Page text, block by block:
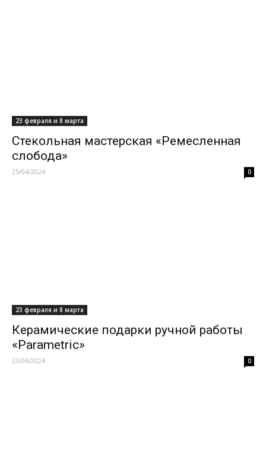
23 февраля и 8 марта
Стекольная мастерская «Ремесленная
слобода»
25/04/2024 0
23 февраля и 8 марта
Керамические подарки ручной работы
«Parametric»
23/04/2024 0